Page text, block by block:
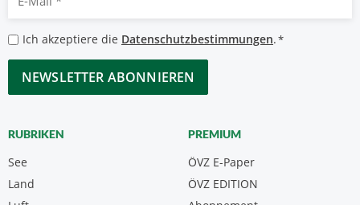
Mail
*
Datenschutzbestimmungen
*
Ich akzeptiere die Datenschutzbestimmungen.*
CAPTCHA
RUBRIKEN
See
Land
PREMIUM
ÖVZ E-Paper
ÖVZ EDITION